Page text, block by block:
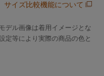
わせください
サイズ比較機能について
デル画像は着用イメージとな
定等により実際の商品の色と